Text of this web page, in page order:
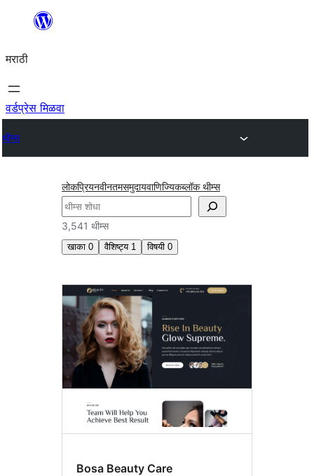
सामुग्रीवर
मराठी
वर्डप्रेस मिळवा
थीम्स
लोकप्रियनवीनतमसमुदायवाणिज्यिकब्लॉक थीम्स
शोधा
3,541 थीम्स
खाका 0 वैशिष्ट्य 1 विषयी 0
लवचिक
हेडर
Bosa Beauty Care